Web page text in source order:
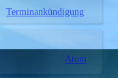
Terminankündigung
Atom